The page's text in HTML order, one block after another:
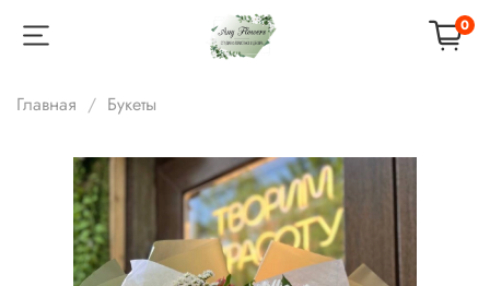
0
Главная Букеты